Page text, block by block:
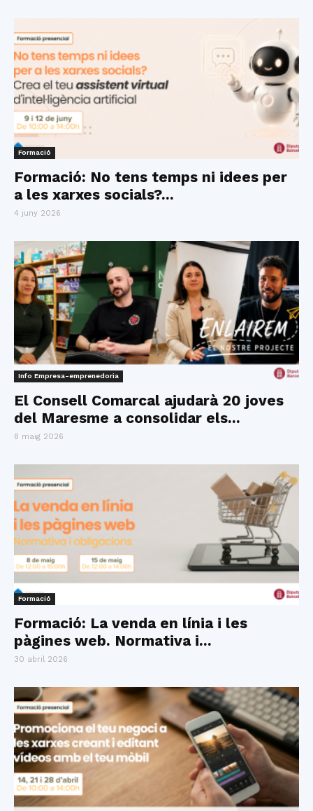
Formació
Formació: No tens temps ni idees per
a les xarxes socials?...
4 juny 2026
Info Empresa-emprenedoria
El Consell Comarcal ajudarà 20 joves
del Maresme a consolidar els...
8 maig 2026
Formació
Formació: La venda en línia i les
pàgines web. Normativa i...
30 abril 2026